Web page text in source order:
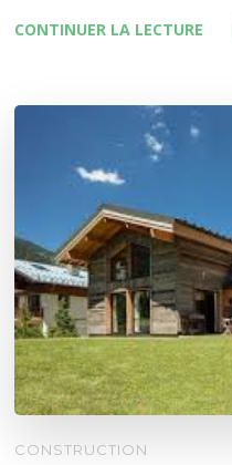
CONTINUER LA LECTURE
CONSTRUCTION